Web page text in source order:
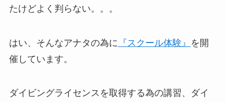
たけどよく判らない。。。
はい、そんなアナタの為に 『スクール体験』
を開
催しています。
ダイビングライセンスを取得する為の講習、ダイ